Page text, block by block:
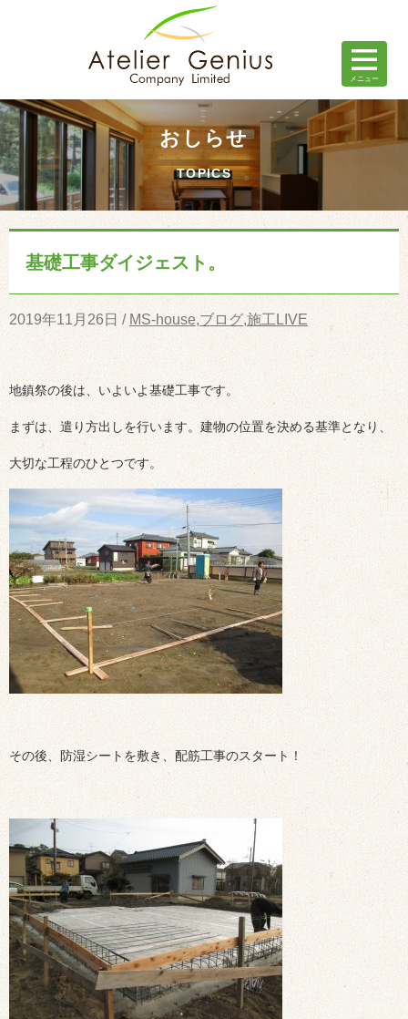
おしらせ
TOPICS
基礎工事ダイジェスト。
2019年11月26日 / MS-house,ブログ,施工LIVE
地鎮祭の後は、いよいよ基礎工事です。
まずは、遣り方出しを行います。建物の位置を決める基準となり、
大切な工程のひとつです。
その後、防湿シートを敷き、配筋工事のスタート！